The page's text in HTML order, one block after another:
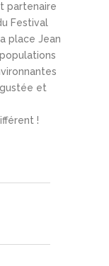
partenaire
Festival
place Jean
et
!